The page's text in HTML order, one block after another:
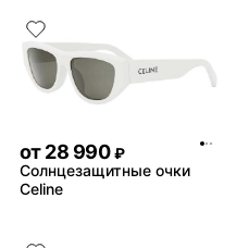
от28 990 ₽
Солнцезащитные очки
Celine